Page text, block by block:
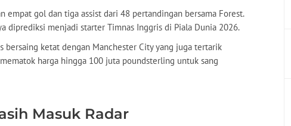
empat gol dan tiga assist dari 48 pertandingan bersama Forest.
diprediksi menjadi starter Timnas Inggris di Piala Dunia 2026.
bersaing ketat dengan Manchester City yang juga tertarik
harga hingga 100 juta poundsterling untuk sang
Masuk Radar